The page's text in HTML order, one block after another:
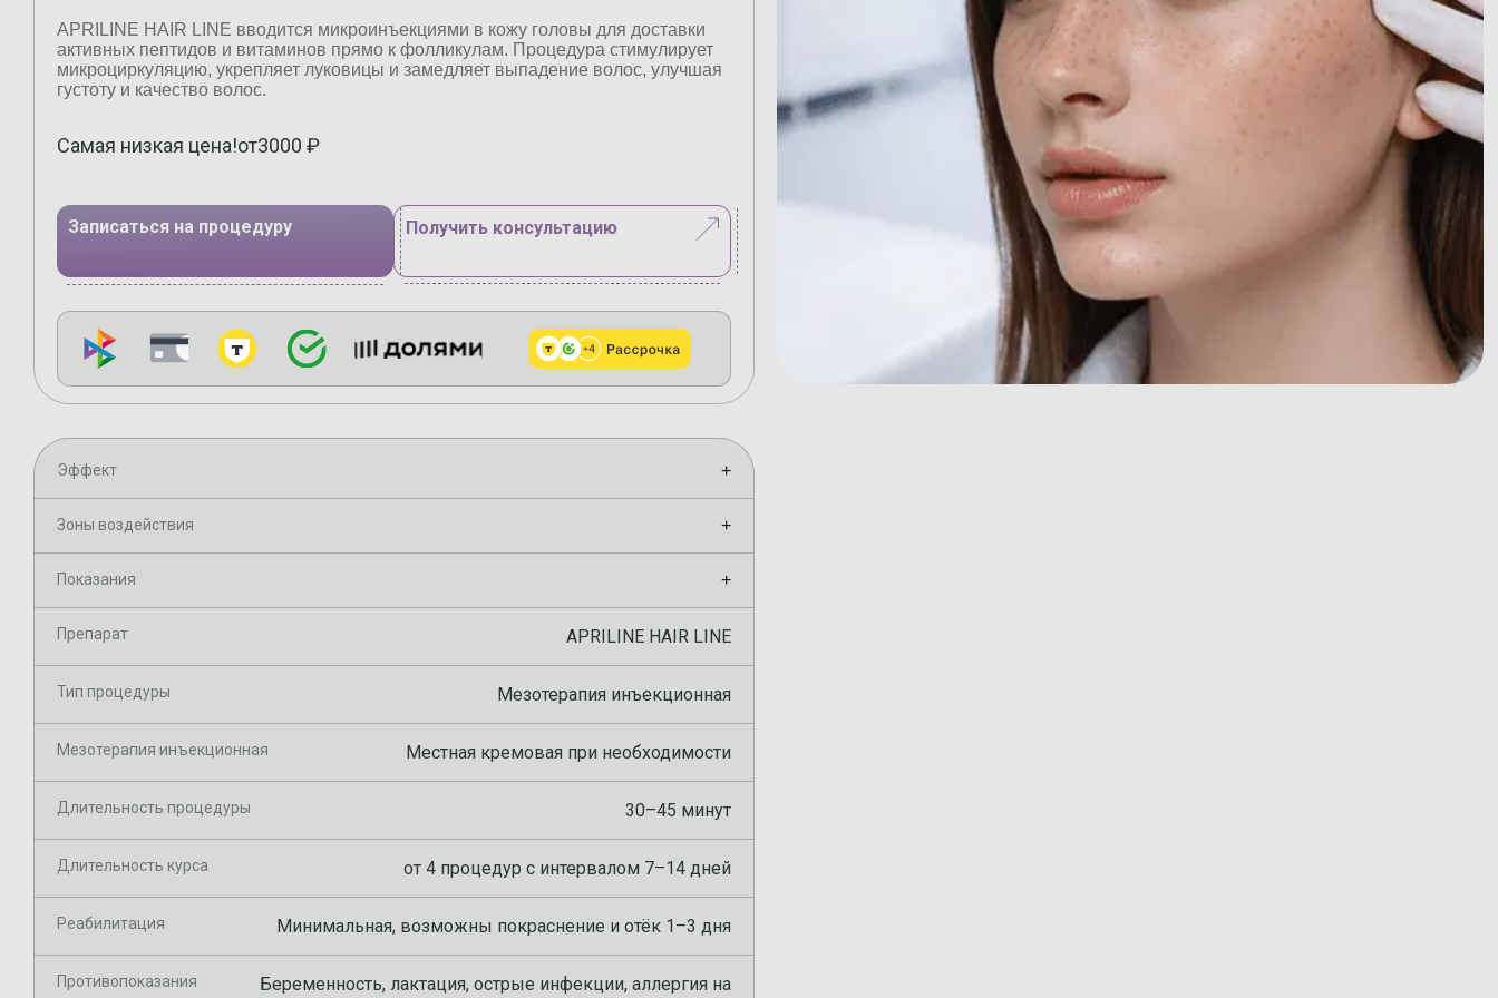
APRILINE HAIR LINE вводится микроинъекциями в кожу головы для доставки
активных пептидов и витаминов прямо к фолликулам. Процедура стимулирует
микроциркуляцию, укрепляет луковицы и замедляет выпадение волос, улучшая
густоту и качество волос.
Самая низкая цена!от3000 ₽
Записаться на процедуру Получить консультацию
Эффект +
Зоны воздействия +
Показания +
Препарат APRILINE HAIR LINE
Тип процедуры Мезотерапия инъекционная
Мезотерапия инъекционная Местная кремовая при необходимости
Длительность процедуры 30–45 минут
Длительность курса от 4 процедур с интервалом 7–14 дней
Реабилитация Минимальная, возможны покраснение и отёк 1–3 дня
Противопоказания
Беременность, лактация, острые инфекции, аллергия на